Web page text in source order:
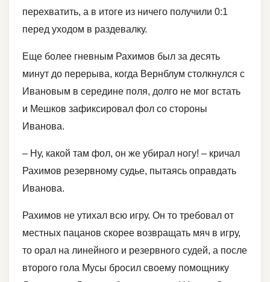
перехватить, а в итоге из ничего получили 0:1
перед уходом в раздевалку.
Еще более гневным Рахимов был за десять
минут до перерыва, когда Вернблум столкнулся с
Ивановым в середине поля, долго не мог встать
и Мешков зафиксировал фол со стороны
Иванова.
– Ну, какой там фол, он же убирал ногу! – кричал
Рахимов резервному судье, пытаясь оправдать
Иванова.
Рахимов не утихал всю игру. Он то требовал от
местных пацанов скорее возвращать мяч в игру,
то орал на линейного и резервного судей, а после
второго гола Мусы бросил своему помощнику